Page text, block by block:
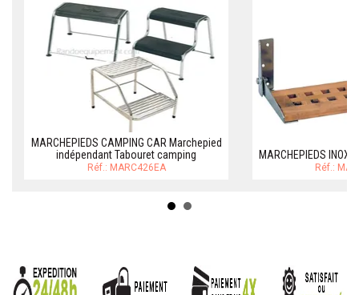
MARCHEPIEDS CAMPING CAR Marchepied
indépendant Tabouret camping
Réf.: MARC426EA
MARCHEPIEDS INOX
Réf.: